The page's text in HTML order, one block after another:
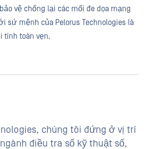
vệ chống lại các mối đe dọa mạng
sứ mệnh của Pelorus Technologies là
tính toàn vẹn.
chúng tôi đứng ở vị trí
điều tra số kỹ thuật số,